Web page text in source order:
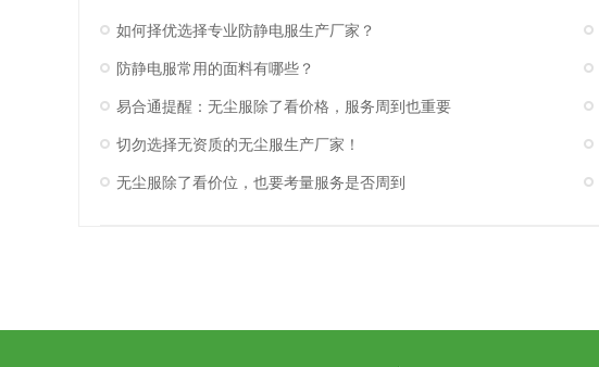
如何择优选择专业防静电服生产厂家？
防静电服常用的面料有哪些？
易合通提醒：无尘服除了看价格，服务周到也重要
切勿选择无资质的无尘服生产厂家！
无尘服除了看价位，也要考量服务是否周到